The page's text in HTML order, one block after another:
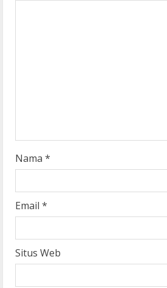
n
g
Nama *
Email *
Situs Web